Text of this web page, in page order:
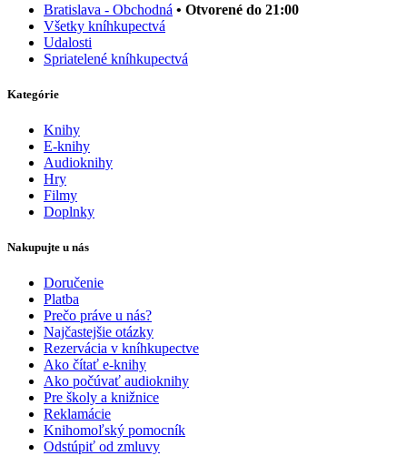
Bratislava - Obchodná • Otvorené do 21:00
Všetky kníhkupectvá
Udalosti
Spriatelené kníhkupectvá
Kategórie
Knihy
E-knihy
Audioknihy
Hry
Filmy
Doplnky
Nakupujte u nás
Doručenie
Platba
Prečo práve u nás?
Najčastejšie otázky
Rezervácia v kníhkupectve
Ako čítať e-knihy
Ako počúvať audioknihy
Pre školy a knižnice
Reklamácie
Knihomoľský pomocník
Odstúpiť od zmluvy